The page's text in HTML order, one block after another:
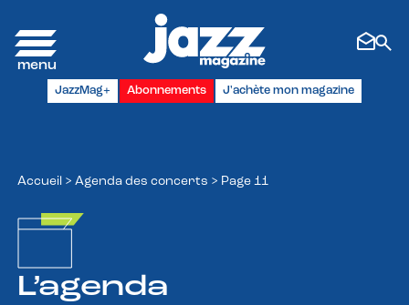
JazzMag+ Abonnements J'achète mon magazine
Accueil > Agenda des concerts > Page 11
L’agenda